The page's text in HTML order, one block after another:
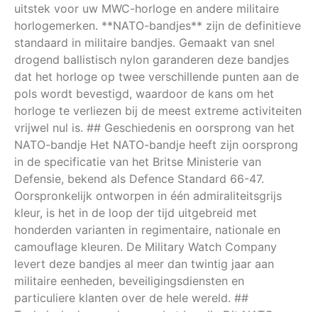
uitstek voor uw MWC-horloge en andere militaire
horlogemerken. **NATO-bandjes** zijn de definitieve
standaard in militaire bandjes. Gemaakt van snel
drogend ballistisch nylon garanderen deze bandjes
dat het horloge op twee verschillende punten aan de
pols wordt bevestigd, waardoor de kans om het
horloge te verliezen bij de meest extreme activiteiten
vrijwel nul is. ## Geschiedenis en oorsprong van het
NATO-bandje Het NATO-bandje heeft zijn oorsprong
in de specificatie van het Britse Ministerie van
Defensie, bekend als Defence Standard 66-47.
Oorspronkelijk ontworpen in één admiraliteitsgrijs
kleur, is het in de loop der tijd uitgebreid met
honderden varianten in regimentaire, nationale en
camouflage kleuren. De Military Watch Company
levert deze bandjes al meer dan twintig jaar aan
militaire eenheden, beveiligingsdiensten en
particuliere klanten over de hele wereld. ##